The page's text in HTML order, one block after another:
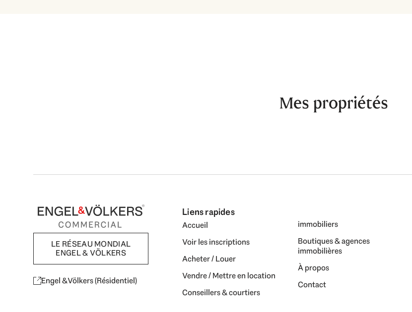
Mes propriétés
LE RÉSEAU MONDIAL
ENGEL & VÖLKERS
Engel & Völkers (Résidentiel)
Liens rapides
Accueil
Voir les inscriptions
Acheter / Louer
Vendre / Mettre en location
Conseillers & courtiers
immobiliers
Boutiques & agences
immobilières
À propos
Contact